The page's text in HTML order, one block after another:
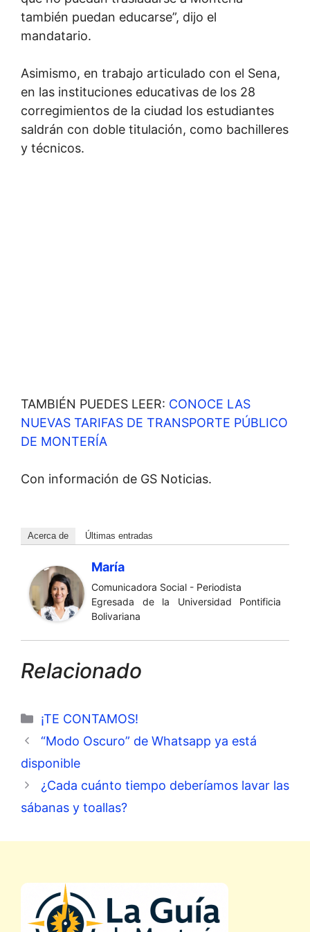
también puedan educarse”, dijo el
mandatario.
Asimismo, en trabajo articulado con el Sena,
en las instituciones educativas de los 28
corregimientos de la ciudad los estudiantes
saldrán con doble titulación, como bachilleres
y técnicos.
TAMBIÉN PUEDES LEER: CONOCE LAS
NUEVAS TARIFAS DE TRANSPORTE PÚBLICO
DE MONTERÍA
Con información de GS Noticias.
Acerca de Últimas entradas
María
Comunicadora Social - Periodista
Egresada de la Universidad Pontificia
Bolivariana
Relacionado
Categorías
¡TE CONTAMOS!
“Modo Oscuro” de Whatsapp ya está
disponible
¿Cada cuánto tiempo deberíamos lavar las
sábanas y toallas?